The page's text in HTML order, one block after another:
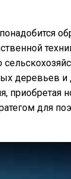
деревьев
приобретая
для